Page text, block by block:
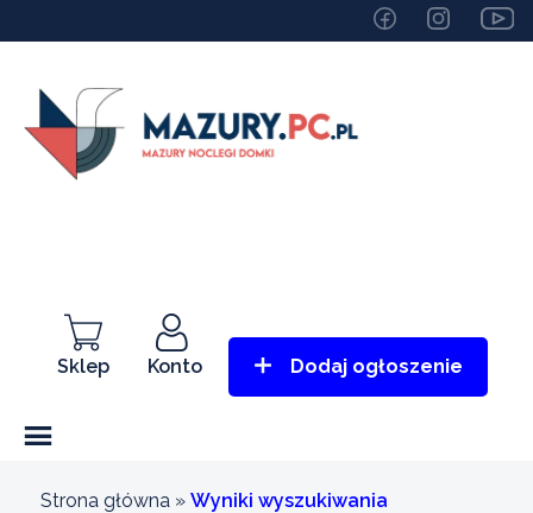
Sklep Konto Dodaj ogłoszenie
Strona główna » Wyniki wyszukiwania